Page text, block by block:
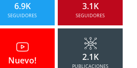
6.9K
SEGUIDORES
3.1K
SEGUIDORES
Nuevo! 2.1K
PUBLICACIONES